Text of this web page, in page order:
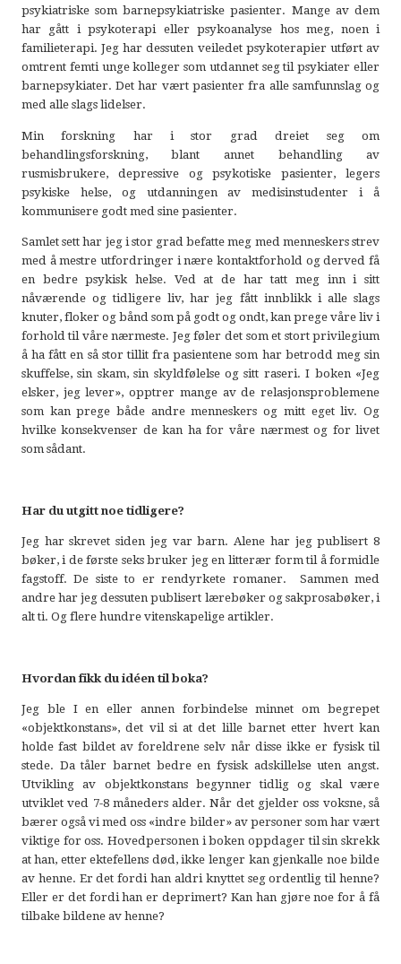
psykiatriske som barnepsykiatriske pasienter. Mange av dem
har gått i psykoterapi eller psykoanalyse hos meg, noen i
familieterapi. Jeg har dessuten veiledet psykoterapier utført av
omtrent femti unge kolleger som utdannet seg til psykiater eller
barnepsykiater. Det har vært pasienter fra alle samfunnslag og
med alle slags lidelser.
Min forskning har i stor grad dreiet seg om
behandlingsforskning, blant annet behandling av
rusmisbrukere, depressive og psykotiske pasienter, legers
psykiske helse, og utdanningen av medisinstudenter i å
kommunisere godt med sine pasienter.
Samlet sett har jeg i stor grad befatte meg med menneskers strev
med å mestre utfordringer i nære kontaktforhold og derved få
en bedre psykisk helse. Ved at de har tatt meg inn i sitt
nåværende og tidligere liv, har jeg fått innblikk i alle slags
knuter, floker og bånd som på godt og ondt, kan prege våre liv i
forhold til våre nærmeste. Jeg føler det som et stort privilegium
å ha fått en så stor tillit fra pasientene som har betrodd meg sin
skuffelse, sin skam, sin skyldfølelse og sitt raseri. I boken «Jeg
elsker, jeg lever», opptrer mange av de relasjonsproblemene
som kan prege både andre menneskers og mitt eget liv. Og
hvilke konsekvenser de kan ha for våre nærmest og for livet
som sådant.
Har du utgitt noe tidligere?
Jeg har skrevet siden jeg var barn. Alene har jeg publisert 8
bøker, i de første seks bruker jeg en litterær form til å formidle
fagstoff. De siste to er rendyrkete romaner. Sammen med
andre har jeg dessuten publisert lærebøker og sakprosabøker, i
alt ti. Og flere hundre vitenskapelige artikler.
Hvordan fikk du idéen til boka?
Jeg ble I en eller annen forbindelse minnet om begrepet
«objektkonstans», det vil si at det lille barnet etter hvert kan
holde fast bildet av foreldrene selv når disse ikke er fysisk til
stede. Da tåler barnet bedre en fysisk adskillelse uten angst.
Utvikling av objektkonstans begynner tidlig og skal være
utviklet ved 7-8 måneders alder. Når det gjelder oss voksne, så
bærer også vi med oss «indre bilder» av personer som har vært
viktige for oss. Hovedpersonen i boken oppdager til sin skrekk
at han, etter ektefellens død, ikke lenger kan gjenkalle noe bilde
av henne. Er det fordi han aldri knyttet seg ordentlig til henne?
Eller er det fordi han er deprimert? Kan han gjøre noe for å få
tilbake bildene av henne?